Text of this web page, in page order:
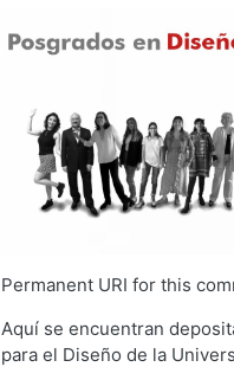
Permanent URI for this
Aquí se encuentran
para el Diseño de la